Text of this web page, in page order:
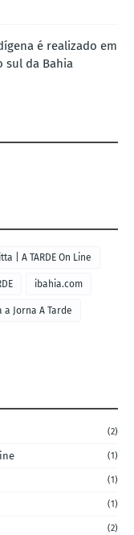
é realizado em
sul da Bahia
| A TARDE On Line
ibahia.com
a Jorna A Tarde
(2)
(1)
(1)
(1)
(2)